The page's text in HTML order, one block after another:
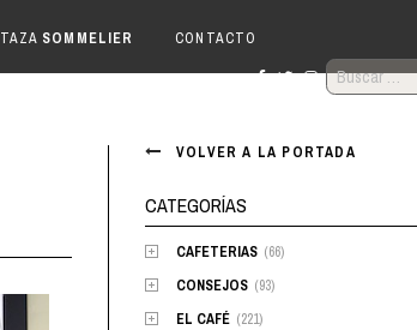
TAZA SOMMELIER CONTACTO
BUSCAR:
VOLVER A LA PORTADA
CATEGORÍAS
CAFETERIAS (66)
CONSEJOS (93)
EL CAFÉ (221)